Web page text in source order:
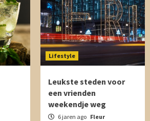
Lifestyle
Leukste steden voor
een vrienden
weekendje weg
6 jaren ago Fleur